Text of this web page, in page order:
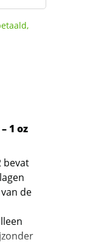
1 oz
bevat
de